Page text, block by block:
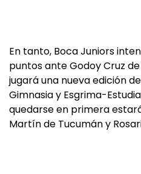
En tanto, Boca Juniors
puntos ante Godoy Cruz
jugará una nueva edición
Gimnasia y Esgrima-
quedarse en primera
Martín de Tucumán y